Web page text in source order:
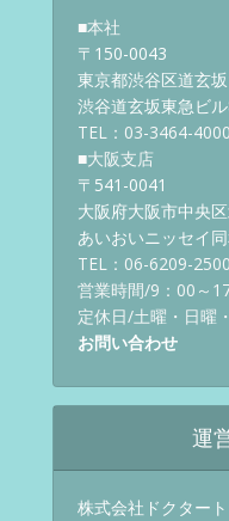
■本社
〒150-0043
東京都渋谷区道玄
渋谷道玄坂東急ビ
TEL：03-3464-4000
■大阪支店
〒541-0041
大阪府大阪市中央
あいおいニッセイ
TEL：06-6209-2500
営業時間/9：00～
定休日/土曜・日曜
お問い合わせ
運
株式会社ドクター